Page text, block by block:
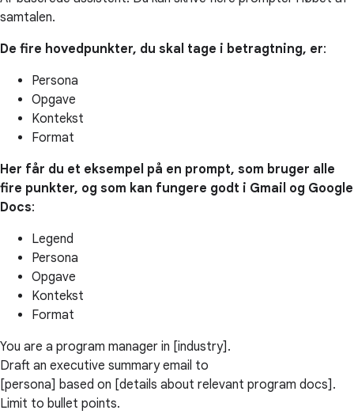
samtalen.
De fire hovedpunkter, du skal tage i betragtning, er:
Persona
Opgave
Kontekst
Format
Her får du et eksempel på en prompt, som bruger alle
fire punkter, og som kan fungere godt i Gmail og Google
Docs:
Legend
Persona
Opgave
Kontekst
Format
You are a program manager in [industry].
Draft an executive summary email to
[persona] based on [details about relevant program docs].
Limit to bullet points.